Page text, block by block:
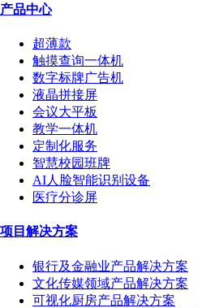
产品中心
超薄款
触摸查询一体机
数字标牌广告机
液晶拼接屏
会议大平板
教学一体机
定制化服务
智慧校园班牌
AI人脸智能识别设备
医疗分诊屏
项目解决方案
银行及金融业产品解决方案
文化传媒领域产品解决方案
可视化厨房产品解决方案